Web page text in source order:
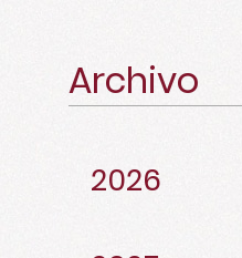
Archivo
2026
Marzo
Noviembre